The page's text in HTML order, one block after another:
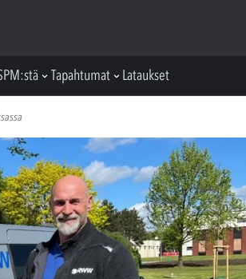
Tapahtumat Lataukset